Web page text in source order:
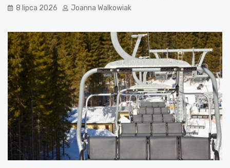
8 lipca 2026 Joanna Walkowiak